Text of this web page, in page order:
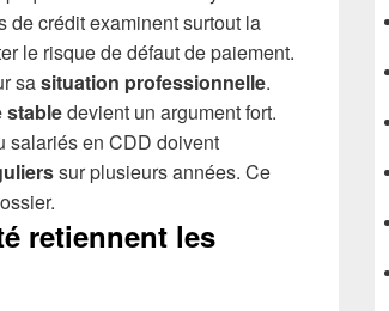
de crédit examinent surtout la
le risque de défaut de paiement.
sasituation professionnelle.
stabledevient un argument fort.
salariés en CDD doivent
sur plusieurs années. Ce
retiennent les